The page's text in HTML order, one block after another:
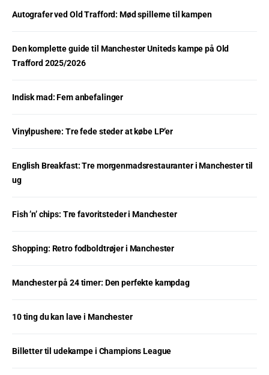
Autografer ved Old Trafford: Mød spillerne til kampen
Den komplette guide til Manchester Uniteds kampe på Old
Trafford 2025/2026
Indisk mad: Fem anbefalinger
Vinylpushere: Tre fede steder at købe LP’er
English Breakfast: Tre morgenmadsrestauranter i Manchester til
ug
Fish ’n’ chips: Tre favoritsteder i Manchester
Shopping: Retro fodboldtrøjer i Manchester
Manchester på 24 timer: Den perfekte kampdag
10 ting du kan lave i Manchester
Billetter til udekampe i Champions League